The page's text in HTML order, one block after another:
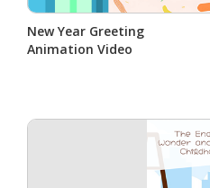
New Year Greeting
Animation Video